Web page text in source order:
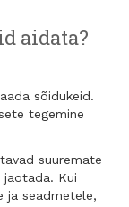
aidata?
sõidukeid.
tegemine
suuremate
jaotada. Kui
ja seadmetele,